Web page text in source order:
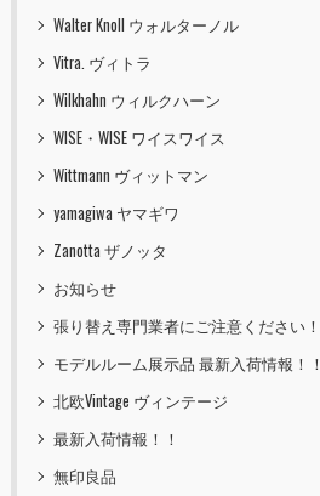
Walter Knoll ウォルターノル
Vitra. ヴィトラ
Wilkhahn ウィルクハーン
WISE・WISE ワイスワイス
Wittmann ヴィットマン
yamagiwa ヤマギワ
Zanotta ザノッタ
お知らせ
張り替え専門業者にご注意ください！
モデルルーム展示品 最新入荷情報！！
北欧Vintage ヴィンテージ
最新入荷情報！！
無印良品